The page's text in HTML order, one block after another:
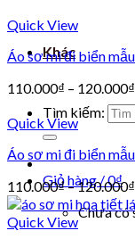
Khác
Tìm kiếm:
Giỏ hàng /0₫
Chưa có
Quick View
Áo sơ mi đi biển
110.000₫ – 120.000₫
Quick View
Áo sơ mi đi biển
110.000₫–120.000₫
Quick View